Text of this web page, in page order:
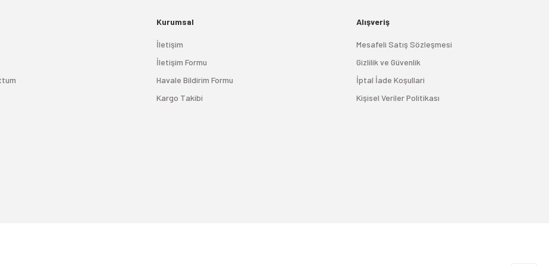
Kurumsal
İletişim
İletişim Formu
Havale Bildirim Formu
Kargo Takibi
Alışveriş
Mesafeli Satış Sözleşmesi
Gizlilik ve Güvenlik
İptal İade Koşullari
Kişisel Veriler Politikası